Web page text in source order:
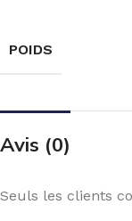
POIDS
Avis (0)
Seuls les clients